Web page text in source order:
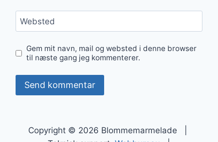
Websted
Gem mit navn, mail og websted i denne browser
til næste gang jeg kommenterer.
Copyright © 2026 Blommemarmelade |